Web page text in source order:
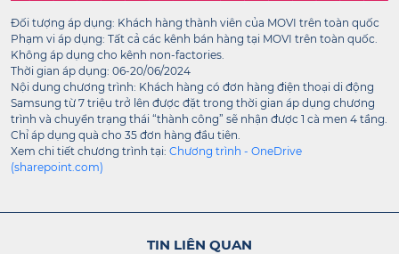
Đối tượng áp dụng: Khách hàng thành viên của MOVI trên toàn quốc
Phạm vi áp dụng: Tất cả các kênh bán hàng tại MOVI trên toàn quốc.
Không áp dụng cho kênh non-factories.
Thời gian áp dụng: 06-20/06/2024
Nội dung chương trình: Khách hàng có đơn hàng điện thoại di động
Samsung từ 7 triệu trở lên được đặt trong thời gian áp dụng chương
trình và chuyển trạng thái “thành công” sẽ nhận được 1 cà men 4 tầng.
Chỉ áp dụng quà cho 35 đơn hàng đầu tiên.
Xem chi tiết chương trình tại: Chương trình - OneDrive
(sharepoint.com)
TIN LIÊN QUAN